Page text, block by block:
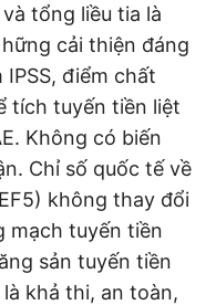
tổng liều tia là
cải thiện đáng
điểm chất
tích tuyến tiền liệt
Không có biến
Chỉ số quốc tế về
không thay đổi
mạch tuyến tiền
sản tuyến tiền
khả thi, an toàn,